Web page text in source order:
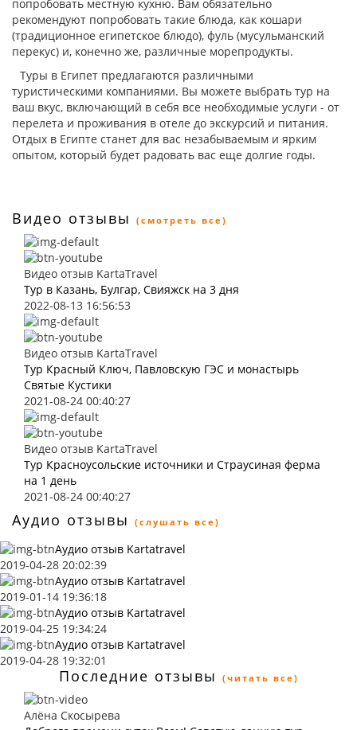
попробовать местную кухню. Вам обязательно
рекомендуют попробовать такие блюда, как кошари
(традиционное египетское блюдо), фуль (мусульманский
перекус) и, конечно же, различные морепродукты.
Туры в Египет предлагаются различными
туристическими компаниями. Вы можете выбрать тур на
ваш вкус, включающий в себя все необходимые услуги - от
перелета и проживания в отеле до экскурсий и питания.
Отдых в Египте станет для вас незабываемым и ярким
опытом, который будет радовать вас еще долгие годы.
Видео отзывы (смотреть все)
Видео отзыв KartaTravel
Тур в Казань, Булгар, Свияжск на 3 дня
2022-08-13 16:56:53
Видео отзыв KartaTravel
Тур Красный Ключ, Павловскую ГЭС и монастырь
Святые Кустики
2021-08-24 00:40:27
Видео отзыв KartaTravel
Тур Красноусольские источники и Страусиная ферма
на 1 день
2021-08-24 00:40:27
Аудио отзывы (слушать все)
Аудио отзыв Kartatravel
2019-04-28 20:02:39
Аудио отзыв Kartatravel
2019-01-14 19:36:18
Аудио отзыв Kartatravel
2019-04-25 19:34:24
Аудио отзыв Kartatravel
2019-04-28 19:32:01
Последние отзывы (читать все)
Алёна Скосырева